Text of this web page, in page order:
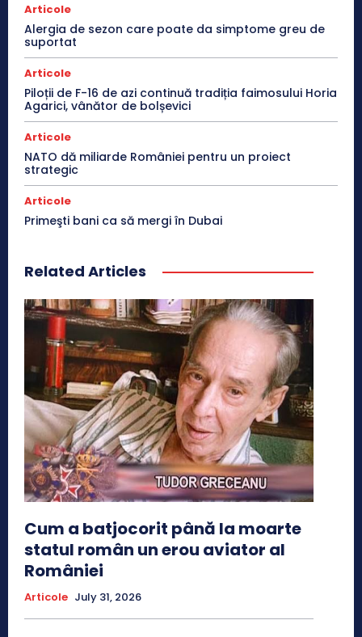
Articole
Alergia de sezon care poate da simptome greu de
suportat
Articole
Piloții de F-16 de azi continuă tradiția faimosului Horia
Agarici, vânător de bolșevici
Articole
NATO dă miliarde României pentru un proiect
strategic
Articole
Primeşti bani ca să mergi în Dubai
Related Articles
Cum a batjocorit până la moarte
statul român un erou aviator al
României
Articole July 31, 2026